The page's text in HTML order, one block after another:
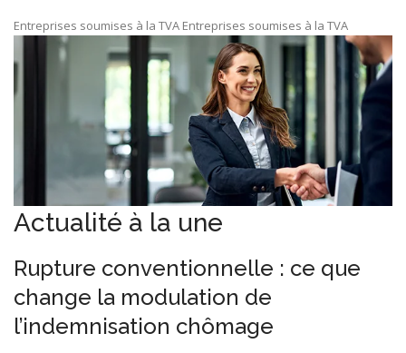
Entreprises soumises à la TVA Entreprises soumises à la TVA
Actualité à la une
Rupture conventionnelle : ce que
change la modulation de
l’indemnisation chômage